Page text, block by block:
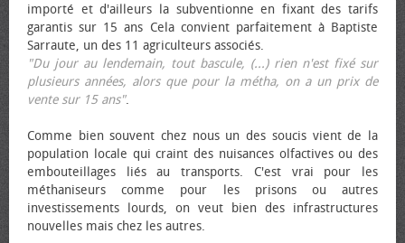
importé et d'ailleurs la subventionne en fixant des tarifs
garantis sur 15 ans Cela convient parfaitement à Baptiste
Sarraute, un des 11 agriculteurs associés.
"Du jour au lendemain, tout bascule, (...) rien n'est fixé sur
plusieurs années, alors que pour la métha, on a un prix de
vente sur 15 ans".
Comme bien souvent chez nous un des soucis vient de la
population locale qui craint des nuisances olfactives ou des
embouteillages liés au transports. C'est vrai pour les
méthaniseurs comme pour les prisons ou autres
investissements lourds, on veut bien des infrastructures
nouvelles mais chez les autres.